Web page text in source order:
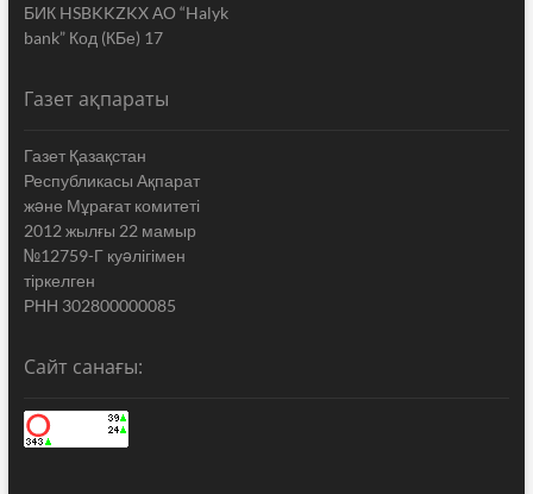
БИК HSBKKZKX АО “Halyk
bank” Код (КБе) 17
Газет ақпараты
Газет Қазақстан
Республикасы Ақпарат
жəне Мұрағат комитеті
2012 жылғы 22 мамыр
№12759-Г куəлігімен
тіркелген
РНН 302800000085
Сайт санағы: